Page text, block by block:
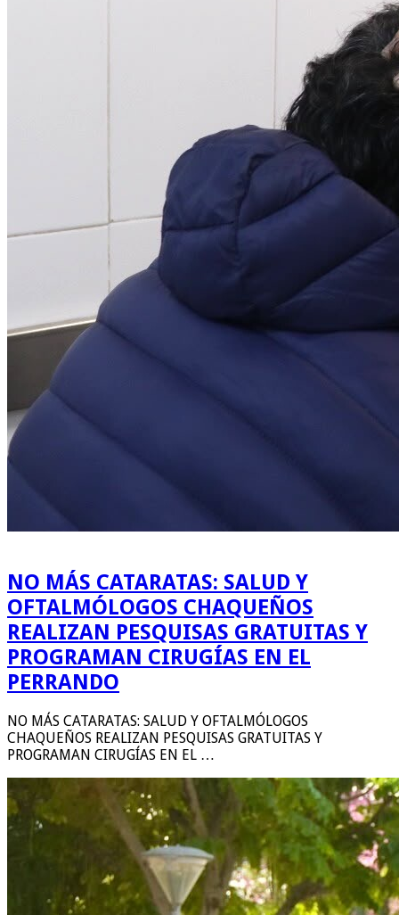
NO MÁS CATARATAS: SALUD Y
OFTALMÓLOGOS CHAQUEÑOS
REALIZAN PESQUISAS GRATUITAS Y
PROGRAMAN CIRUGÍAS EN EL
PERRANDO
NO MÁS CATARATAS: SALUD Y OFTALMÓLOGOS
CHAQUEÑOS REALIZAN PESQUISAS GRATUITAS Y
PROGRAMAN CIRUGÍAS EN EL …